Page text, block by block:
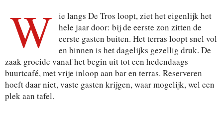
W
ie langs De Tros loopt, ziet het eigenlijk het
hele jaar door: bij de eerste zon zitten de
eerste gasten buiten. Het terras loopt snel vol
en binnen is het dagelijks gezellig druk. De
zaak groeide vanaf het begin uit tot een hedendaags
buurtcafé, met vrije inloop aan bar en terras. Reserveren
hoeft daar niet, vaste gasten krijgen, waar mogelijk, wel een
plek aan tafel.